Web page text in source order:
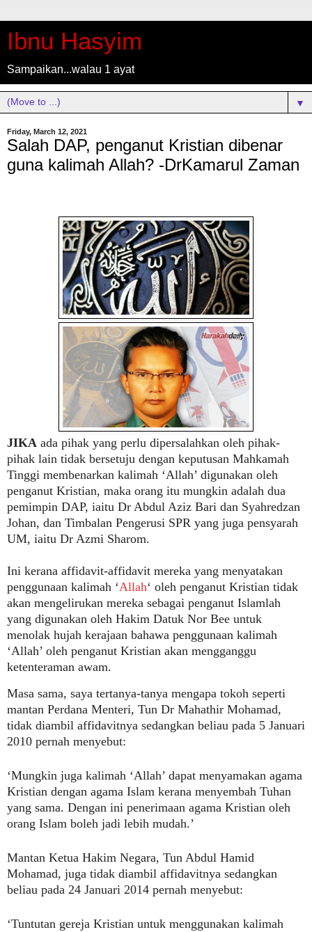
Ibnu Hasyim
Sampaikan...walau 1 ayat
▼
Friday, March 12, 2021
Salah DAP, penganut Kristian dibenar
guna kalimah Allah? -DrKamarul Zaman
JIKA ada pihak yang perlu dipersalahkan oleh pihak-
pihak lain tidak bersetuju dengan keputusan Mahkamah
Tinggi membenarkan kalimah ‘Allah’ digunakan oleh
penganut Kristian, maka orang itu mungkin adalah dua
pemimpin DAP, iaitu Dr Abdul Aziz Bari dan Syahredzan
Johan, dan Timbalan Pengerusi SPR yang juga pensyarah
UM, iaitu Dr Azmi Sharom.
Ini kerana affidavit-affidavit mereka yang menyatakan
penggunaan kalimah ‘Allah‘ oleh penganut Kristian tidak
akan mengelirukan mereka sebagai penganut Islamlah
yang digunakan oleh Hakim Datuk Nor Bee untuk
menolak hujah kerajaan bahawa penggunaan kalimah
‘Allah’ oleh penganut Kristian akan mengganggu
ketenteraman awam.
Masa sama, saya tertanya-tanya mengapa tokoh seperti
mantan Perdana Menteri, Tun Dr Mahathir Mohamad,
tidak diambil affidavitnya sedangkan beliau pada 5 Januari
2010 pernah menyebut:
‘Mungkin juga kalimah ‘Allah’ dapat menyamakan agama
Kristian dengan agama Islam kerana menyembah Tuhan
yang sama. Dengan ini penerimaan agama Kristian oleh
orang Islam boleh jadi lebih mudah.’
Mantan Ketua Hakim Negara, Tun Abdul Hamid
Mohamad, juga tidak diambil affidavitnya sedangkan
beliau pada 24 Januari 2014 pernah menyebut:
‘Tuntutan gereja Kristian untuk menggunakan kalimah